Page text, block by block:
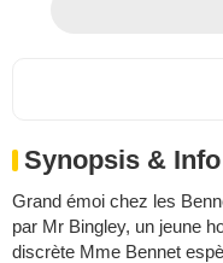
Synopsis & Info
Grand émoi chez les
par Mr Bingley, un jeune
discrète Mme Bennet